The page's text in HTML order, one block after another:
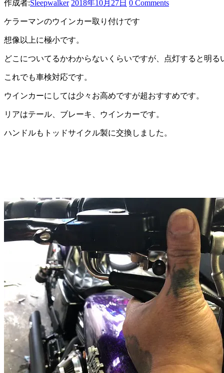
作成者:Sleepwalker 2018年10月27日 0 Comments
ケラーマンのウインカー取り付けです
想像以上に極小です。
どこについてるかわからないくらいですが、点灯すると明る
これでも車検対応です。
ウインカーにしては少々お高めですが超おすすめです。
リアはテール、ブレーキ、ウインカーです。
ハンドルもトッドサイクル製に交換しました。